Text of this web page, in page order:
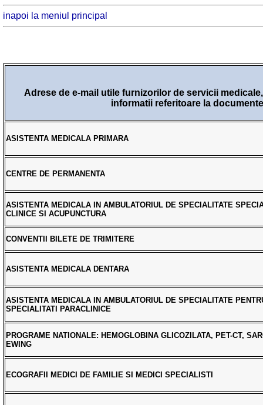
inapoi la meniul principal
Adrese de e-mail utile furnizorilor de servicii
informatii referitoare la
ASISTENTA MEDICALA PRIMARA
CENTRE DE PERMANENTA
ASISTENTA MEDICALA IN AMBULATORIUL DE SPECIALITATE
CLINICE SI ACUPUNCTURA
CONVENTII BILETE DE TRIMITERE
ASISTENTA MEDICALA DENTARA
ASISTENTA MEDICALA IN AMBULATORIUL DE SPECIALITATE
SPECIALITATI PARACLINICE
PROGRAME NATIONALE: HEMOGLOBINA GLICOZILATA, PET-CT,
EWING
ECOGRAFII MEDICI DE FAMILIE SI MEDICI SPECIALISTI